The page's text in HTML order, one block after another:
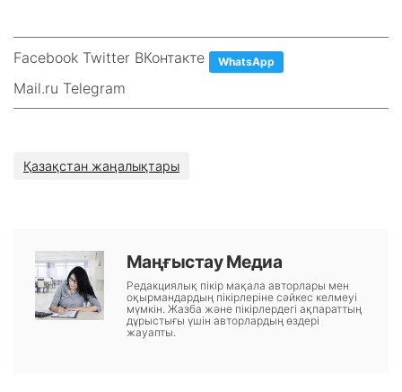
Facebook Twitter ВКонтакте WhatsApp
Mail.ru Telegram
Қазақстан жаңалықтары
Маңғыстау Медиа
Редакциялық пікір мақала авторлары мен
оқырмандардың пікірлеріне сәйкес келмеуі
мүмкін. Жазба және пікірлердегі ақпараттың
дұрыстығы үшін авторлардың өздері
жауапты.